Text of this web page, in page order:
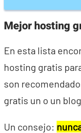
Mejor hosting
En esta lista
hosting gratis
son
gratis un o un
Un consejo: